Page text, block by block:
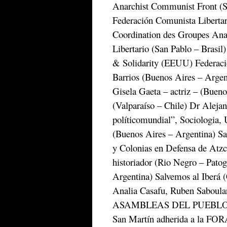
Anarchist Communist Front
Federación Comunista
Coordination des Groupes
Libertario (San Pablo –
& Solidarity (EEUU)
Barrios (Buenos Aires –
Gisela Gaeta – actriz –
(Valparaíso – Chile) Dr
políticomundial”, Sociologia,
(Buenos Aires – Argentina)
y Colonias en Defensa de
historiador (Rio Negro –
Argentina) Salvemos al
Analia Casafu, Ruben
ASAMBLEAS DEL PUEBLO
San Martín adherida a la